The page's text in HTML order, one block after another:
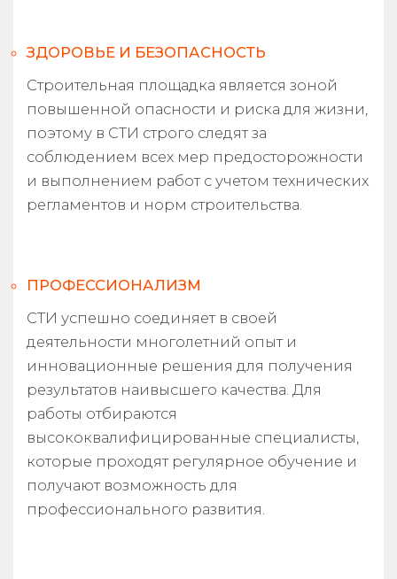
ЗДОРОВЬЕ И БЕЗОПАСНОСТЬ
Строительная площадка является зоной
повышенной опасности и риска для жизни,
поэтому в СТИ строго следят за
соблюдением всех мер предосторожности
и выполнением работ с учетом технических
регламентов и норм строительства.
ПРОФЕССИОНАЛИЗМ
СТИ успешно соединяет в своей
деятельности многолетний опыт и
инновационные решения для получения
результатов наивысшего качества. Для
работы отбираются
высококвалифицированные специалисты,
которые проходят регулярное обучение и
получают возможность для
профессионального развития.